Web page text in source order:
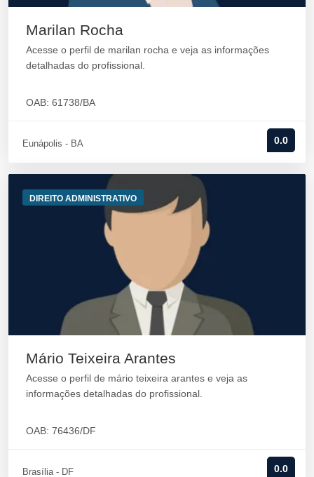
Marilan Rocha
Acesse o perfil de marilan rocha e veja as informações
detalhadas do profissional.
OAB: 61738/BA
Eunápolis - BA 0.0
DIREITO ADMINISTRATIVO
Mário Teixeira Arantes
Acesse o perfil de mário teixeira arantes e veja as
informações detalhadas do profissional.
OAB: 76436/DF
Brasília - DF 0.0